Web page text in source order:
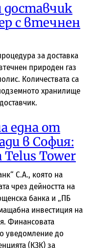
доставчик
с втечнен
за доставка
природен газ
Количествата са
хранилище
една от
в София:
Tower
С.А., която на
чрез дейността на
банка и „ПБ
инвестиция на
Финансовата
уведомление до
(КЗК) за